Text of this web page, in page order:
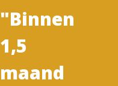
"Binnen
1,5
maand